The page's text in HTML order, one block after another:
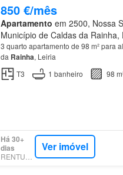
850 €/mês
Apartamento em 2500, Nossa
Município de Caldas da Rainha,
3 quarto apartamento de 98 m² para
da Rainha, Leiria
T3
1 banheiro 98
Há 30+
dias
Ver imóvel